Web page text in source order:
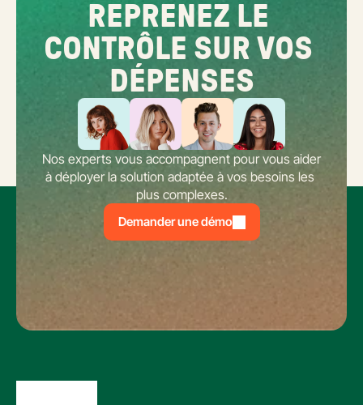
REPRENEZ LE
CONTRÔLE SUR VOS
DÉPENSES
Nos experts vous accompagnent pour vous aider
à déployer la solution adaptée à vos besoins les
plus complexes.
Demander une démo